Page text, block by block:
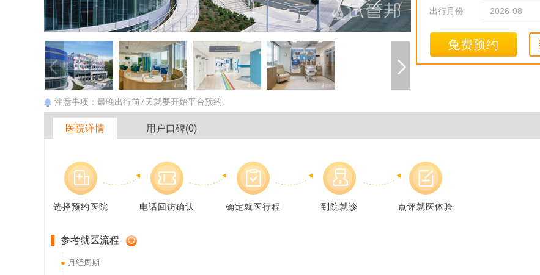
注意事项：最晚出行前7天就要开始平台预约.
出行月份
免费预约
医院详情 用户口碑(0)
选择预约医院 电话回访确认 确定就医行程 到院就诊 点评就医体验
参考就医流程
月经周期